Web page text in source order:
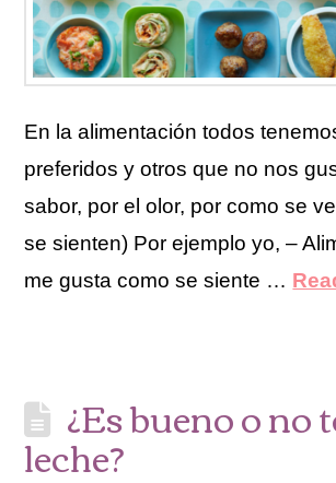
En la alimentación todos
preferidos y otros que no nos
sabor, por el olor, por como se
se sienten) Por ejemplo yo, –
me gusta como se siente …
¿Es bueno o no
leche?